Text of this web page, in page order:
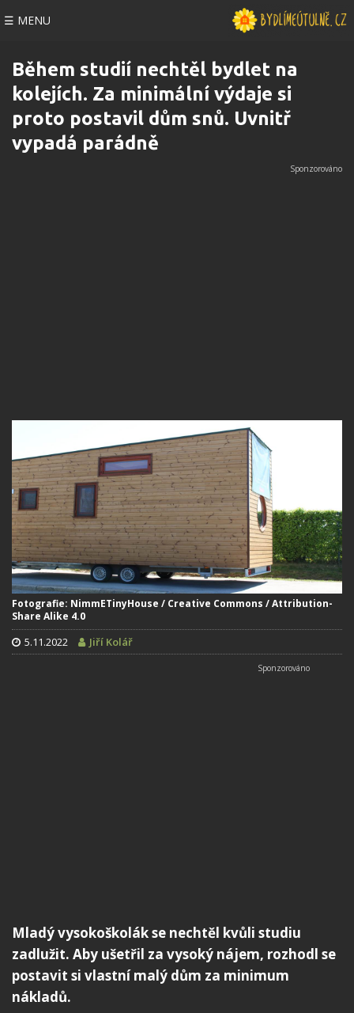
☰ MENU
Během studií nechtěl bydlet na
kolejích. Za minimální výdaje si
proto postavil dům snů. Uvnitř
vypadá parádně
Fotografie: NimmETinyHouse / Creative Commons / Attribution-
Share Alike 4.0
5.11.2022 Jiří Kolář
Mladý vysokoškolák se nechtěl kvůli studiu
zadlužit. Aby ušetřil za vysoký nájem, rozhodl se
postavit si vlastní malý dům za minimum
nákladů.